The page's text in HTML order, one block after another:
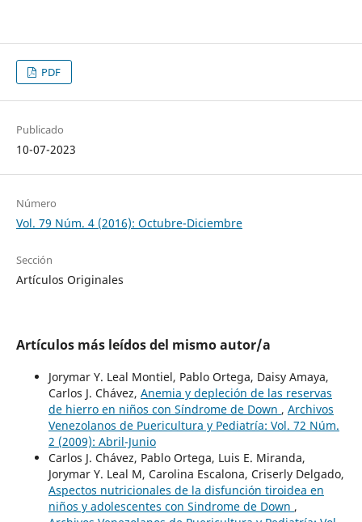
PDF
Publicado
10-07-2023
Número
Vol. 79 Núm. 4 (2016): Octubre-Diciembre
Sección
Artículos Originales
Artículos más leídos del mismo autor/a
Jorymar Y. Leal Montiel, Pablo Ortega, Daisy Amaya,
Carlos J. Chávez, Anemia y depleción de las reservas
de hierro en niños con Síndrome de Down , Archivos
Venezolanos de Puericultura y Pediatría: Vol. 72 Núm.
2 (2009): Abril-Junio
Carlos J. Chávez, Pablo Ortega, Luis E. Miranda,
Jorymar Y. Leal M, Carolina Escalona, Criserly Delgado,
Aspectos nutricionales de la disfunción tiroidea en
niños y adolescentes con Sindrome de Down ,